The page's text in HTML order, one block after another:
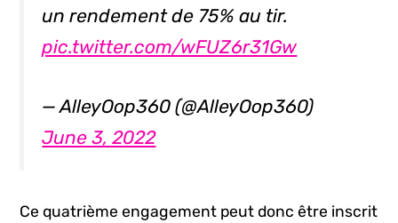
un rendement de 75% au tir.
pic.twitter.com/wFUZ6r31Gw
— AlleyOop360 (@AlleyOop360)
June 3, 2022
Ce quatrième engagement peut donc être inscrit